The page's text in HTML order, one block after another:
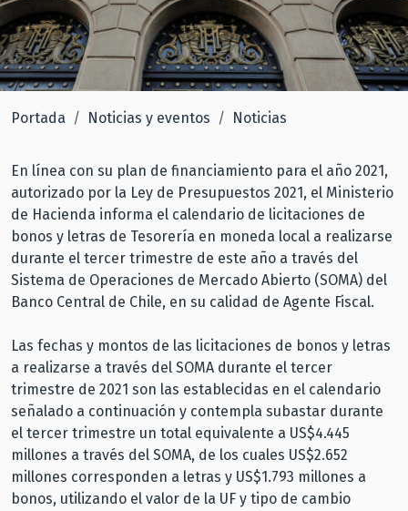
Portada Noticias y eventos Noticias
En línea con su plan de financiamiento para el año 2021,
autorizado por la Ley de Presupuestos 2021, el Ministerio
de Hacienda informa el calendario de licitaciones de
bonos y letras de Tesorería en moneda local a realizarse
durante el tercer trimestre de este año a través del
Sistema de Operaciones de Mercado Abierto (SOMA) del
Banco Central de Chile, en su calidad de Agente Fiscal.
Las fechas y montos de las licitaciones de bonos y letras
a realizarse a través del SOMA durante el tercer
trimestre de 2021 son las establecidas en el calendario
señalado a continuación y contempla subastar durante
el tercer trimestre un total equivalente a US$4.445
millones a través del SOMA, de los cuales US$2.652
millones corresponden a letras y US$1.793 millones a
bonos, utilizando el valor de la UF y tipo de cambio